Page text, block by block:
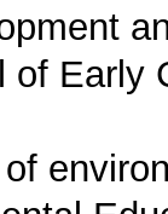
of Early